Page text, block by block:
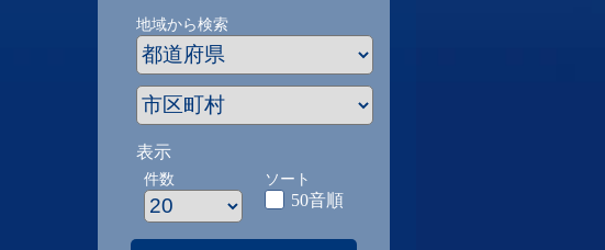
地域から検索
表示
件数 ソート
50音順